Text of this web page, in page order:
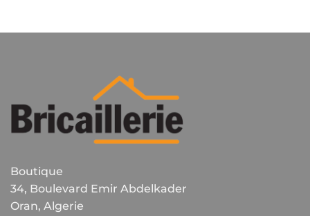
Boutique
34, Boulevard Emir Abdelkader
Oran, Algerie